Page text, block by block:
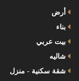
أرض
بناء
بيت عربي
شاليه
شقة سكنية - منزل